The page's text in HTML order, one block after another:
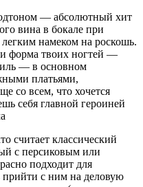
— абсолютный хит
вина в бокале при
намеком на роскошь.
форма твоих ногтей —
— в основном
платьями,
со всем, что хочется
себя главной героиней
считает классический
с персиковым или
подходит для
с ним на деловую